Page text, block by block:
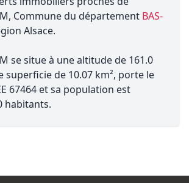
Commune du département BAS-
Alsace.
se situe à une altitude de 161.0
superficie de 10.07 km², porte le
67464 et sa population est
habitants.